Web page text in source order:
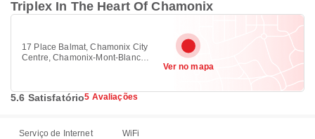
Triplex In The Heart Of Chamonix
17 Place Balmat, Chamonix City
Centre, Chamonix-Mont-Blanc
Ver no mapa
5.6 Satisfatório5 Avaliações
Serviço de Internet WiFi